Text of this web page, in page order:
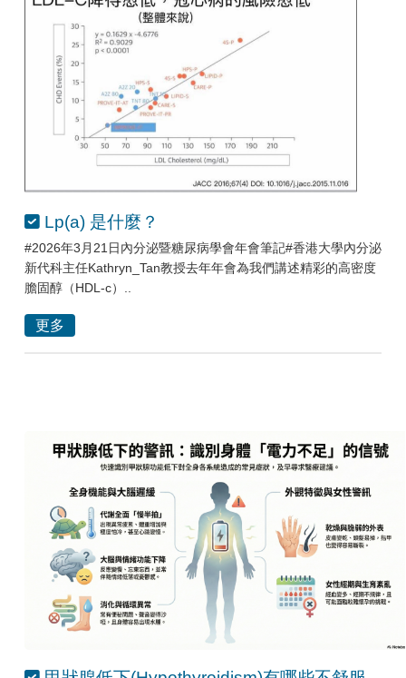
Lp(a) 是什麼？
#2026年3月21日內分泌暨糖尿病學會年會筆記#香港大學內分泌
新代科主任Kathryn_Tan教授去年年會為我們講述精彩的高密度
膽固醇（HDL-c）..
更多